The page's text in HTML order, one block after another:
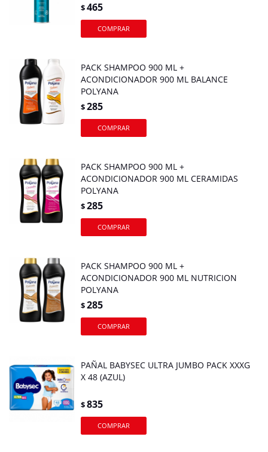
$465
PACK SHAMPOO 900 ML +
ACONDICIONADOR 900 ML BALANCE
POLYANA
$285
PACK SHAMPOO 900 ML +
ACONDICIONADOR 900 ML CERAMIDAS
POLYANA
$285
PACK SHAMPOO 900 ML +
ACONDICIONADOR 900 ML NUTRICION
POLYANA
$285
PAÑAL BABYSEC ULTRA JUMBO PACK XXXG
X 48 (AZUL)
$835